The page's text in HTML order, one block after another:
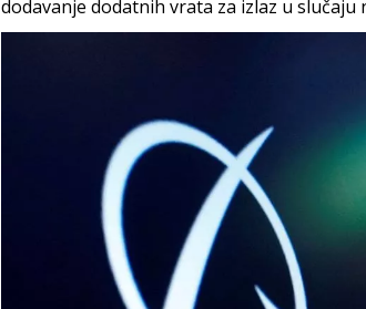
dodavanje dodatnih vrata za izlaz u slučaju